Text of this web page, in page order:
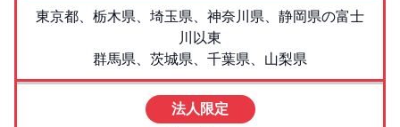
東京都、栃木県、埼玉県、神奈川県、静岡県の富士
川以東
群馬県、茨城県、千葉県、山梨県
法人限定